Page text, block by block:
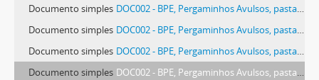
Documento simples DOC002 - BPE, Pergaminhos Avulsos, pasta 02 SF (Convento de São Francisco de Évora), peça 006, doc. 002
Documento simples DOC002 - BPE, Pergaminhos Avulsos, pasta 02 SF (Convento de São Francisco de Évora), peça 018, doc. 002
Documento simples DOC002 - BPE, Pergaminhos Avulsos, pasta 02 SF (Convento de São Francisco de Évora), peça 021, doc. 002
Documento simples DOC002 - BPE, Pergaminhos Avulsos, pasta 02 SF (Convento de São Francisco de Évora), peça 028, doc. 002